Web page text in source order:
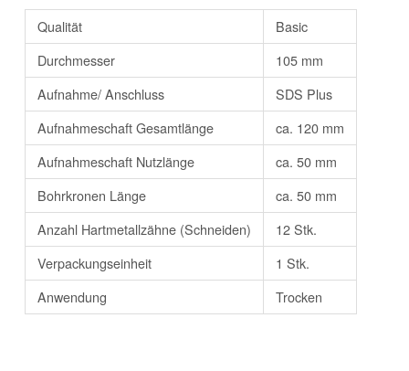
Qualität
Basic
Durchmesser
105 mm
Aufnahme/ Anschluss
SDS Plus
Aufnahmeschaft Gesamtlänge
ca. 120 mm
Aufnahmeschaft Nutzlänge
ca. 50 mm
Bohrkronen Länge
ca. 50 mm
Anzahl Hartmetallzähne (Schneiden)
12 Stk.
Verpackungseinheit
1 Stk.
Anwendung
Trocken